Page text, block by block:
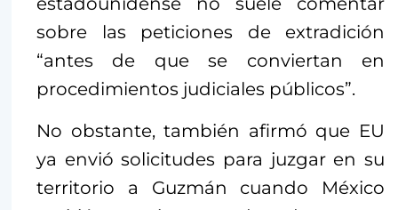
sobre las peticiones de extradición
“antes de que se conviertan en
procedimientos judiciales públicos”.
No obstante, también afirmó que EU
ya envió solicitudes para juzgar en su
territorio a Guzmán cuando México